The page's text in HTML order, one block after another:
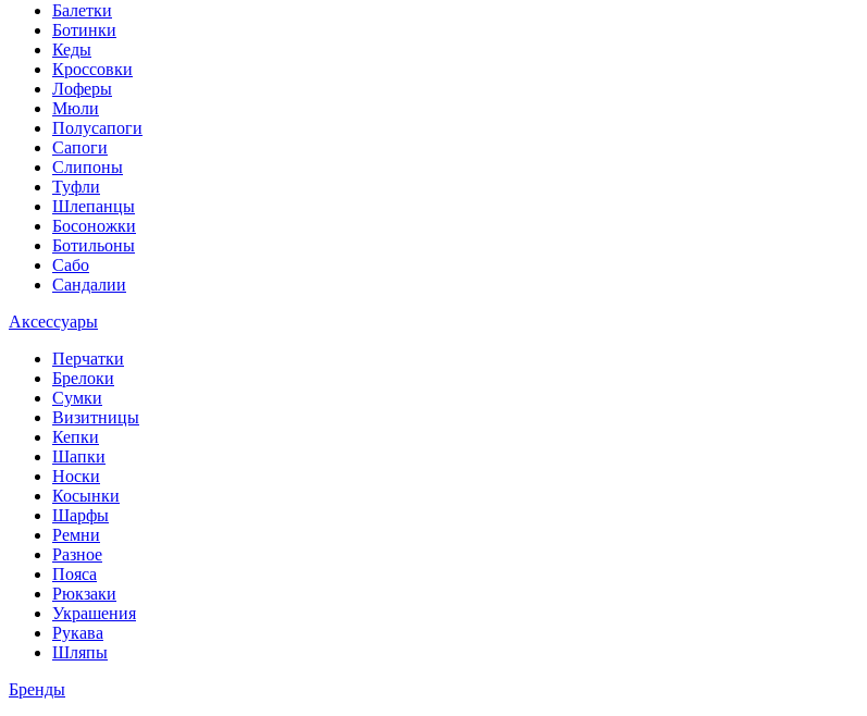
Балетки
Ботинки
Кеды
Кроссовки
Лоферы
Мюли
Полусапоги
Сапоги
Слипоны
Туфли
Шлепанцы
Босоножки
Ботильоны
Сабо
Сандалии
Аксессуары
Перчатки
Брелоки
Сумки
Визитницы
Кепки
Шапки
Носки
Косынки
Шарфы
Ремни
Разное
Пояса
Рюкзаки
Украшения
Рукава
Шляпы
Бренды